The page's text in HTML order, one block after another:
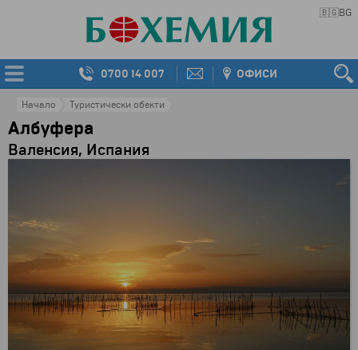
🇧🇬BG
0700 14 007 ОФИСИ
Начало Туристически обекти
Албуфера
Валенсия, Испания